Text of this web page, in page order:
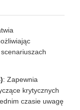
: Zapewnia
krytycznych
czasie uwagę